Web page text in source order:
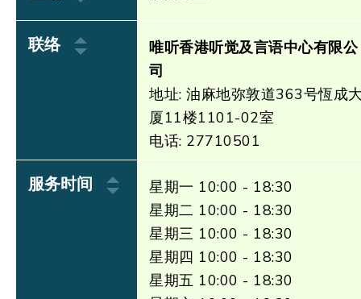
联络
唯听香港听觉及言语中心有限公
司
地址: 油麻地弥敦道363号恆成
厦11楼1101-02室
电话: 27710501
服务时间
星期一 10:00 - 18:30
星期二 10:00 - 18:30
星期三 10:00 - 18:30
星期四 10:00 - 18:30
星期五 10:00 - 18:30